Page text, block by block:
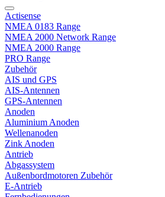
Actisense
NMEA 0183 Range
NMEA 2000 Network Range
NMEA 2000 Range
PRO Range
Zubehör
AIS und GPS
AIS-Antennen
GPS-Antennen
Anoden
Aluminium Anoden
Wellenanoden
Zink Anoden
Antrieb
Abgassystem
Außenbordmotoren Zubehör
E-Antrieb